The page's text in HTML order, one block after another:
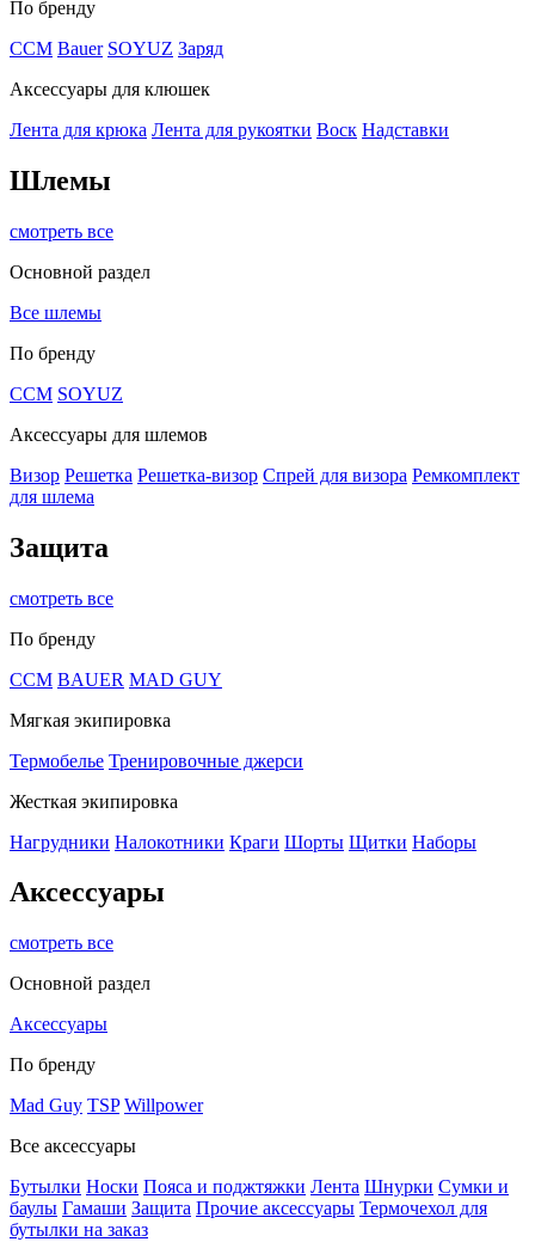
По бренду
CCM Bauer SOYUZ Заряд
Аксессуары для клюшек
Лента для крюка Лента для рукоятки Воск Надставки
Шлемы
смотреть все
Основной раздел
Все шлемы
По бренду
CCM SOYUZ
Аксессуары для шлемов
Визор Решетка Решетка-визор Спрей для визора Ремкомплект
для шлема
Защита
смотреть все
По бренду
CCM BAUER MAD GUY
Мягкая экипировка
Термобелье Тренировочные джерси
Жесткая экипировка
Нагрудники Налокотники Краги Шорты Щитки Наборы
Аксессуары
смотреть все
Основной раздел
Аксессуары
По бренду
Mad Guy TSP Willpower
Все аксессуары
Бутылки Носки Пояса и поджтяжки Лента Шнурки Сумки и
баулы Гамаши Защита Прочие аксессуары Термочехол для
бутылки на заказ